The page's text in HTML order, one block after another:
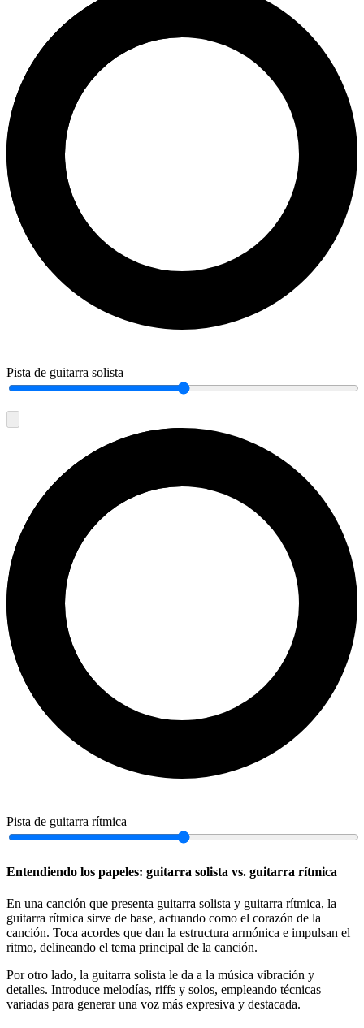
Pista de guitarra solista
Pista de guitarra rítmica
Entendiendo los papeles: guitarra solista vs. guitarra rítmica
En una canción que presenta guitarra solista y guitarra rítmica, la
guitarra rítmica sirve de base, actuando como el corazón de la
canción. Toca acordes que dan la estructura armónica e impulsan el
ritmo, delineando el tema principal de la canción.
Por otro lado, la guitarra solista le da a la música vibración y
detalles. Introduce melodías, riffs y solos, empleando técnicas
variadas para generar una voz más expresiva y destacada.